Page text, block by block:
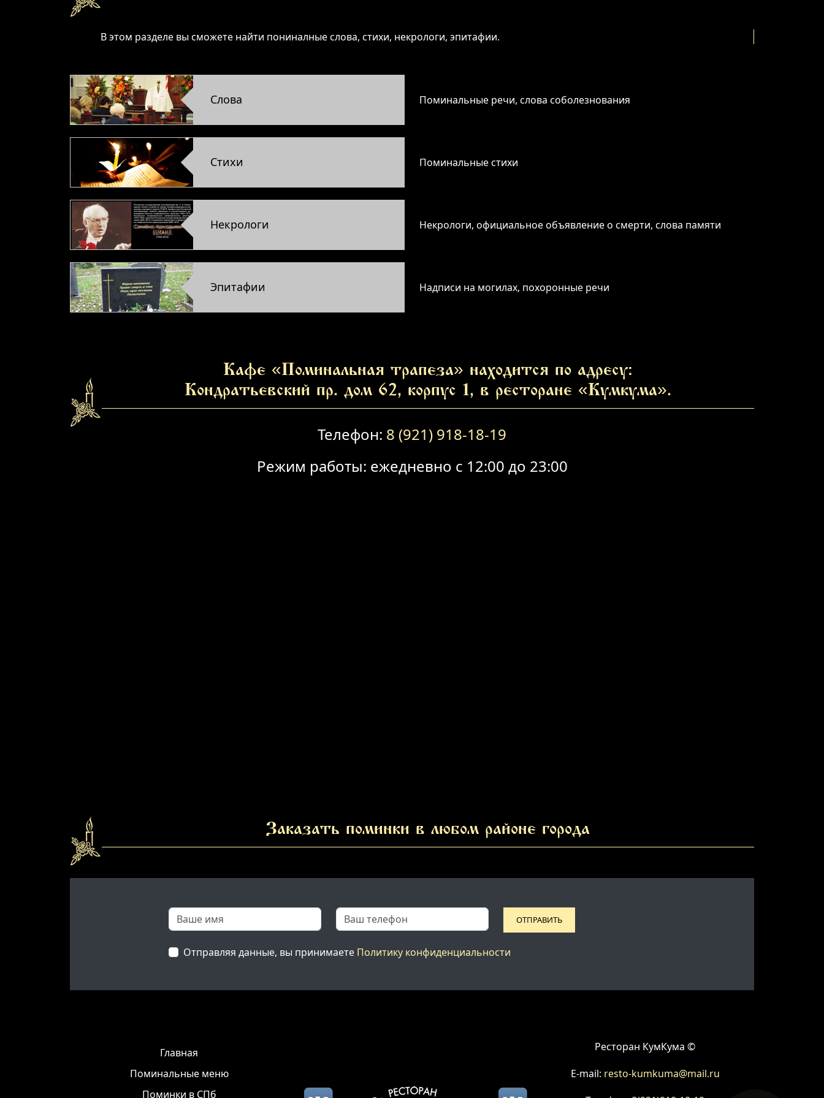
В этом разделе вы сможете найти пониналные слова, стихи, некрологи, эпитафии.
Слова Поминальные речи, слова соболезнования
Стихи Поминальные стихи
Некрологи Некрологи, официальное объявление о смерти, слова памяти
Эпитафии Надписи на могилах, похоронные речи
Кафе «Поминальная трапеза» находится по адресу:
Кондратьевский пр. дом 62, корпус 1, в ресторане «Кумкума».
Телефон: 8 (921) 918-18-19
Режим работы: ежедневно с 12:00 до 23:00
Заказать поминки в любом районе города
ОТПРАВИТЬ
Отправляя данные, вы принимаете Политику конфиденциальности
Главная
Поминальные меню
Поминки в СПб
Ресторан КумКума ©
E-mail: resto-kumkuma@mail.ru